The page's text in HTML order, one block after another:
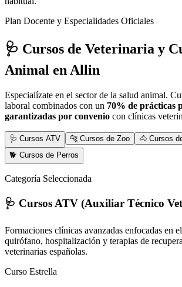
Plan Docente y Especialidades Oficiales
🩺 Cursos de Veterinaria y
Animal en Allin
Especialízate en el sector de la salud animal.
laboral combinados con un 70% de prácticas
garantizadas por convenio con clínicas
🩺 Cursos ATV 🐆 Cursos de Zoo
🐴 Cursos
🐕 Cursos de Perros
Categoría Seleccionada
🩺 Cursos ATV (Auxiliar Técnico
Formaciones clínicas avanzadas enfocadas en
quirófano, hospitalización y terapias de
veterinarias españolas.
Curso Estrella